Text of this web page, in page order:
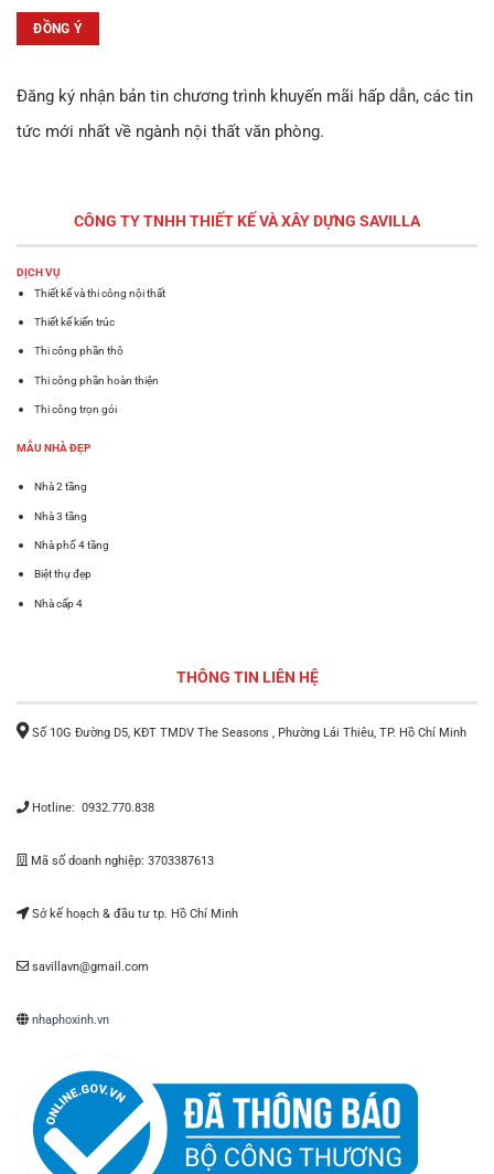
Đăng ký nhận bản tin chương trình khuyến mãi hấp dẫn, các tin
tức mới nhất về ngành nội thất văn phòng.
CÔNG TY TNHH THIẾT KẾ VÀ XÂY DỰNG SAVILLA
DỊCH VỤ
Thiết kế và thi công nội thất
Thiết kế kiến trúc
Thi công phần thô
Thi công phần hoàn thiện
Thi công trọn gói
MẪU NHÀ ĐẸP
Nhà 2 tầng
Nhà 3 tầng
Nhà phố 4 tầng
Biệt thự đẹp
Nhà cấp 4
THÔNG TIN LIÊN HỆ
Số 10G Đường D5, KĐT TMDV The Seasons , Phường Lái Thiêu, TP. Hồ Chí Minh
Hotline: 0932.770.838
Mã số doanh nghiệp: 3703387613
Sở kế hoạch & đầu tư tp. Hồ Chí Minh
savillavn@gmail.com
nhaphoxinh.vn